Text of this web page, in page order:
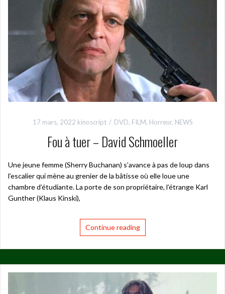
17 mars, 2022 kinoscript DVD, FILM, Horreur, NEWS
Fou à tuer – David Schmoeller
Une jeune femme (Sherry Buchanan) s’avance à pas de loup dans
l’escalier qui mène au grenier de la bâtisse où elle loue une
chambre d’étudiante. La porte de son propriétaire, l’étrange Karl
Gunther (Klaus Kinski),
Continue reading